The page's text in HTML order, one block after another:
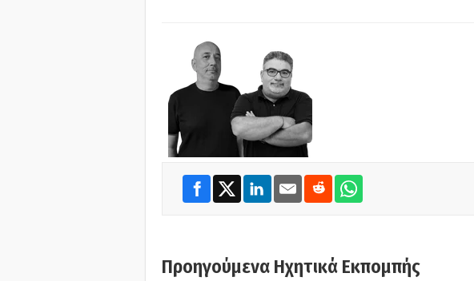
Προηγούμενα Ηχητικά Εκπομπής